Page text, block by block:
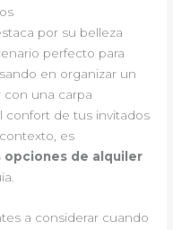
por su belleza
perfecto para
en organizar un
con una carpa
confort de tus invitados
es
opciones de alquiler
a considerar cuando